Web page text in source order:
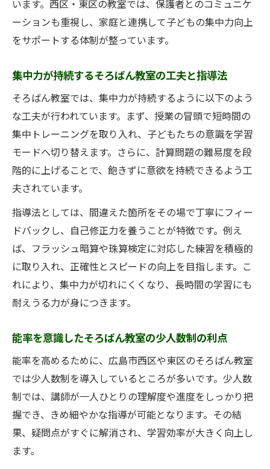
います。西区・東区の教室では、保護者とのコミュニケ
ーションも重視し、家庭と連携して子どもの集中力向上
をサポートする体制が整っています。
集中力が持続するそろばん教室の工夫と指導法
そろばん教室では、集中力が持続するように以下のよう
な工夫が行われています。まず、授業の冒頭で短時間の
集中トレーニングを取り入れ、子どもたちの意識を学習
モードへ切り替えます。さらに、計算問題の難易度を段
階的に上げることで、飽きずに意欲を持続できるよう工
夫されています。
指導法としては、間違えた箇所をその場で丁寧にフィー
ドバックし、自己修正力を養うことが特徴です。例え
ば、フラッシュ暗算や珠算検定に対応した練習を積極的
に取り入れ、正確性とスピードの向上を目指します。こ
れにより、集中力が切れにくくなり、長時間の学習にも
耐えうる力が身につきます。
能率を意識したそろばん教室の少人数制の利点
能率を高めるために、広島市西区や東区のそろばん教室
では少人数制を導入しているところが多いです。少人数
制では、講師が一人ひとりの理解度や進度をしっかり把
握でき、きめ細やかな指導が可能となります。その結
果、疑問点がすぐに解消され、学習効率が大きく向上し
ます。